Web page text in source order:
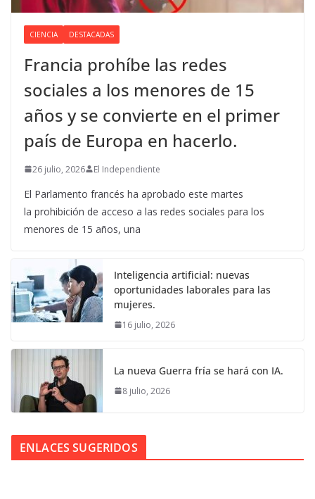
CIENCIA DESTACADAS
Francia prohíbe las redes
sociales a los menores de 15
años y se convierte en el primer
país de Europa en hacerlo.
26 julio, 2026 El Independiente
El Parlamento francés ha aprobado este martes
la prohibición de acceso a las redes sociales para los
menores de 15 años, una
Inteligencia artificial: nuevas
oportunidades laborales para las
mujeres.
16 julio, 2026
La nueva Guerra fría se hará con IA.
8 julio, 2026
ENLACES SUGERIDOS